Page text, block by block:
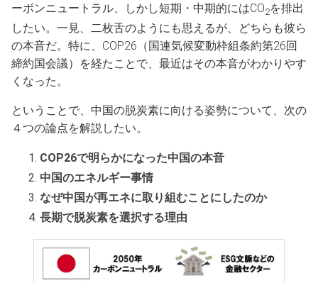
ーボンニュートラル、しかし短期・中期的にはCO2を排出
したい。一見、二枚舌のようにも思えるが、どちらも彼ら
の本音だ。特に、COP26（国連気候変動枠組条約第26回
締約国会議）を経たことで、最近はその本音がわかりやす
くなった。
ということで、中国の脱炭素に向ける姿勢について、次の
４つの論点を解説したい。
COP26で明らかになった中国の本音
中国のエネルギー事情
なぜ中国が再エネに取り組むことにしたのか
長期で脱炭素を選択する理由